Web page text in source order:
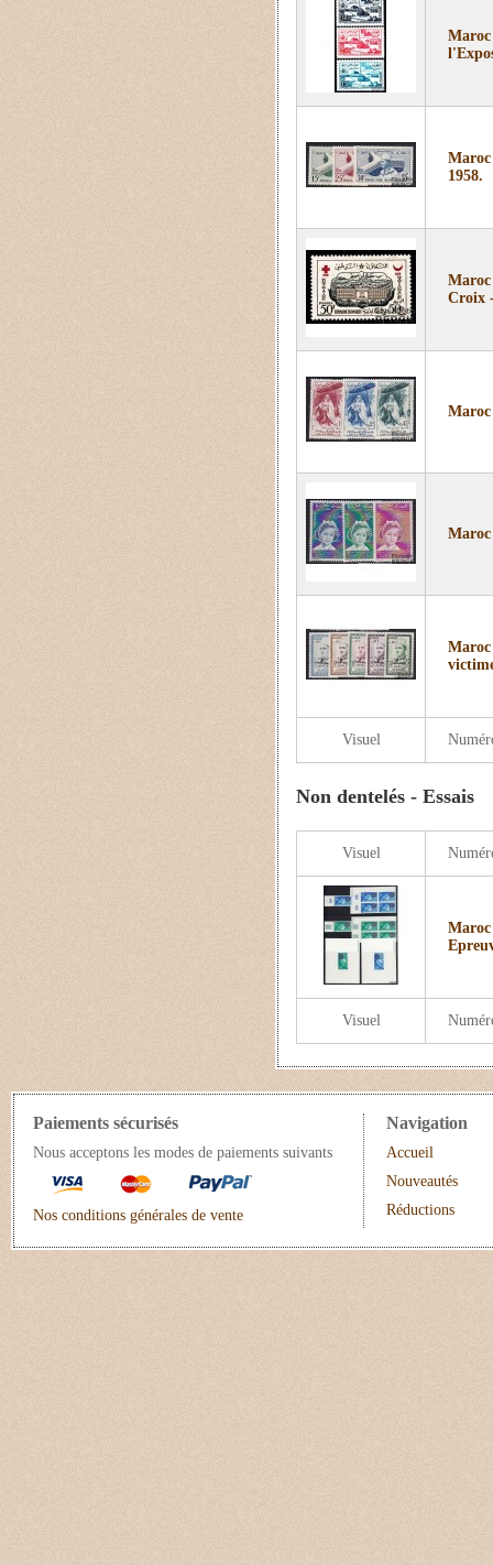
Visuel
Maroc
1958.
Maroc
Croix
Maroc
Non dentelés - Essais
Visuel
Visuel
Paiements sécurisés
Nous acceptons les modes de paiements suivants
Nos conditions générales de vente
Navigation
Accueil
Nouveautés
Réductions